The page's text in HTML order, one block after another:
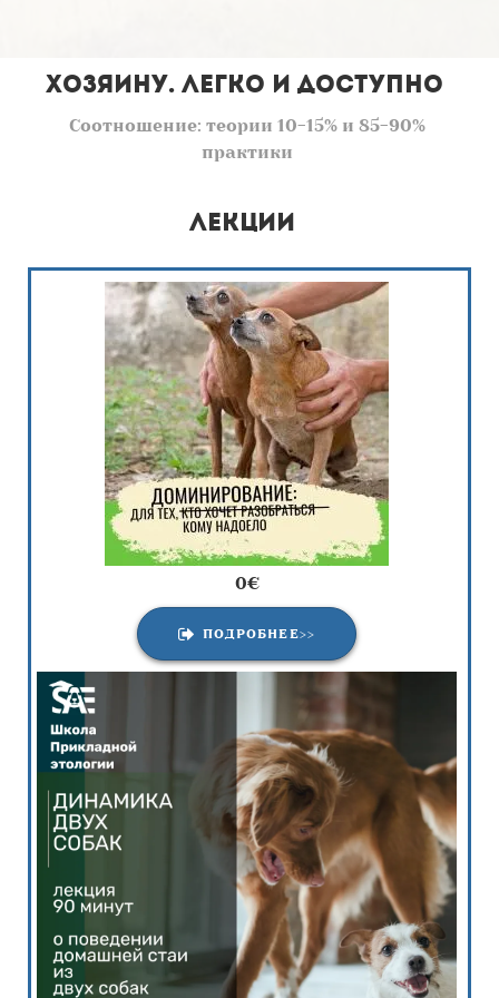
Хозяину. Легко и доступно
Соотношение: теории 10-15% и 85-90%
практики
Лекции
0€
ПОДРОБНЕЕ>>